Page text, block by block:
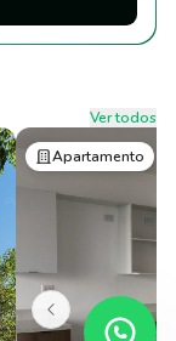
Ver todos
Apartamento